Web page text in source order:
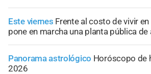
Este viernes Frente al costo de vivir en
pone en marcha una planta pública
Panorama astrológico Horóscopo de
2026